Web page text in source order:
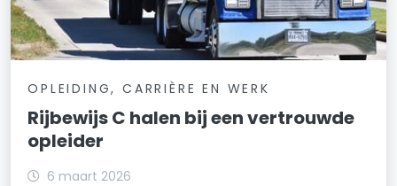
OPLEIDING, CARRIÈRE EN WERK
Rijbewijs C halen bij een vertrouwde
opleider
6 maart 2026